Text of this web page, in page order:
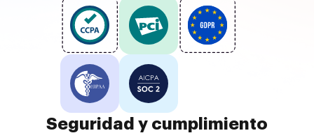
Seguridad y cumplimiento